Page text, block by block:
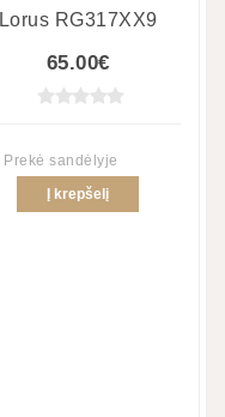
Lorus RG317XX9
65.00€
Prekė sandėlyje
Į krepšelį